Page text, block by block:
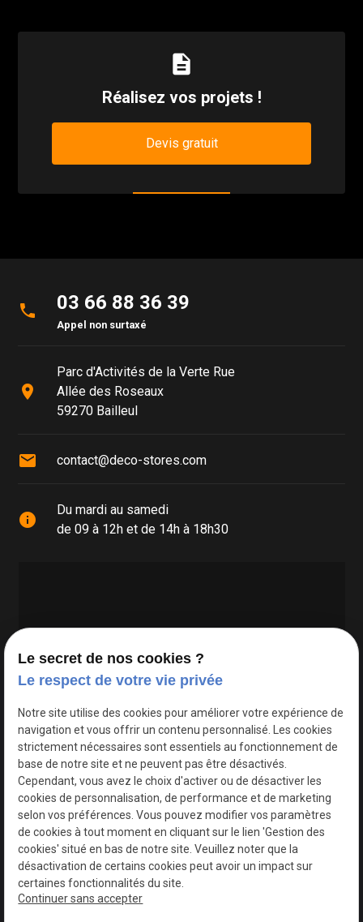
description
Réalisez vos projets !
Devis gratuit
phone 03 66 88 36 39
Appel non surtaxé
place
Parc d'Activités de la Verte Rue
Allée des Roseaux
59270 Bailleul
mail contact@deco-stores.com
info
Du mardi au samedi
de 09 à 12h et de 14h à 18h30
Google Maps Search API est désactivé.
Le secret de nos cookies ?
Le respect de votre vie privée
Notre site utilise des cookies pour améliorer votre expérience de
navigation et vous offrir un contenu personnalisé. Les cookies
strictement nécessaires sont essentiels au fonctionnement de
base de notre site et ne peuvent pas être désactivés.
Cependant, vous avez le choix d'activer ou de désactiver les
cookies de personnalisation, de performance et de marketing
selon vos préférences. Vous pouvez modifier vos paramètres
de cookies à tout moment en cliquant sur le lien 'Gestion des
cookies' situé en bas de notre site. Veuillez noter que la
désactivation de certains cookies peut avoir un impact sur
certaines fonctionnalités du site.
Continuer sans accepter